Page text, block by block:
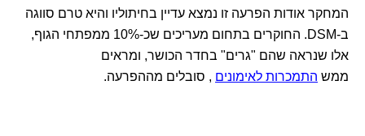
המחקר אודות הפרעה זו נמצא עדיין בחיתוליו והיא טרם סווגה
ב-DSM. החוקרים בתחום מעריכים שכ-10% ממפתחי הגוף,
אלו שנראה שהם "גרים" בחדר הכושר, ומראים
ממש התמכרות לאימונים , סובלים מההפרעה.